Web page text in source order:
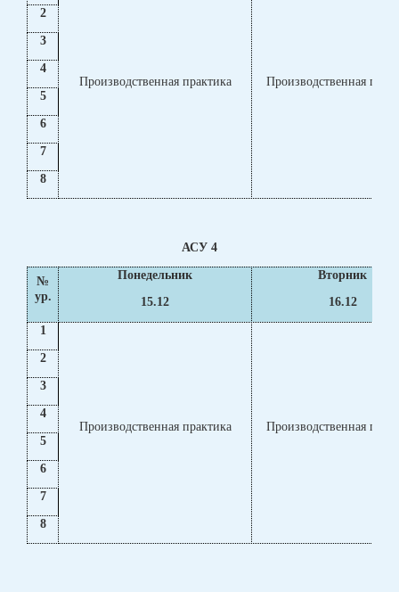
Производственная практика Производственная
2
3
4
5
6
7
8
АСУ 4
№
ур.
Понедельник
15.12
Вторник
16.12
1
Производственная практика Производственная
2
3
4
5
6
7
8